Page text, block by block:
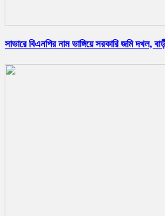
সাভারে বিএনপির নাম ভাঙ্গিয়ে সরকারি জমি দখল,